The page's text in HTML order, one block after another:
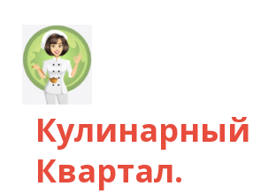
Кулинарный
Квартал.